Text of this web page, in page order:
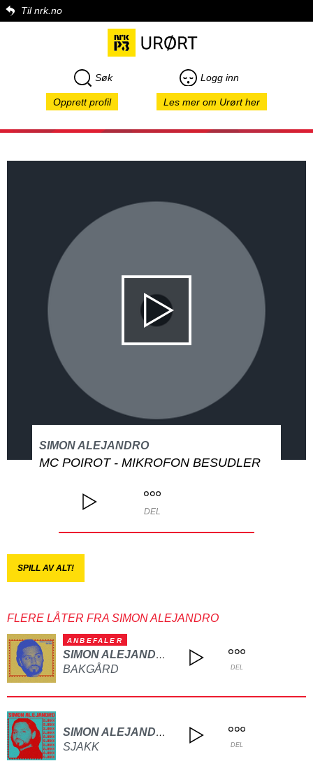
Til nrk.no
Søk Logg inn
Opprett profil Les mer om Urørt her
SIMON ALEJANDRO
MC POIROT - MIKROFON BESUDLER
DEL
SPILL AV ALT!
FLERE LÅTER FRA SIMON ALEJANDRO
ANBEFALER
SIMON ALEJANDRO
BAKGÅRD DEL
SIMON ALEJANDRO
SJAKK DEL